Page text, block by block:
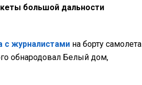
большой дальности
с журналистами на борту самолета
обнародовал Белый дом,